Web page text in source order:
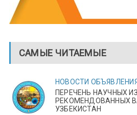
САМЫЕ ЧИТАЕМЫЕ
НОВОСТИ ОБЪЯВЛЕНИЯ
ПЕРЕЧЕНЬ НАУЧНЫХ
РЕКОМЕНДОВАННЫХ
УЗБЕКИСТАН